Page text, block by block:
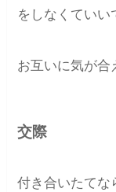
をしなくていい
お互いに気が合
交際
付き合いたてな